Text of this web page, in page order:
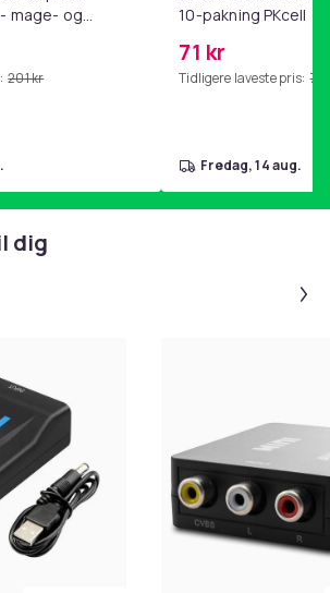
mage- og
Pink
201 kr
10-pakning PKcell
71 kr
Tidligere laveste pris: 76
fredag, 14 aug.
dig